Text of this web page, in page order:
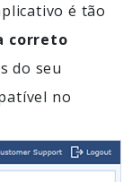
é tão
correto
do seu
no